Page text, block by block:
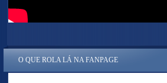
O QUE ROLA LÁ NA FANPAGE